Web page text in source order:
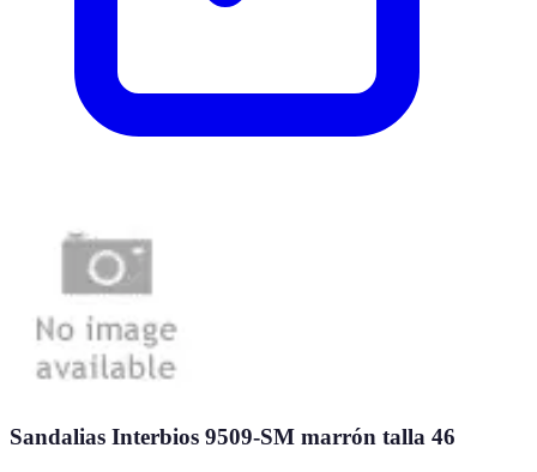
Sandalias Interbios 9509-SM marrón talla 46